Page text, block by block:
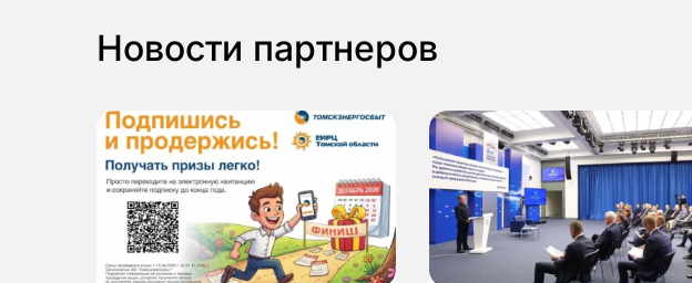
Новости партнеров